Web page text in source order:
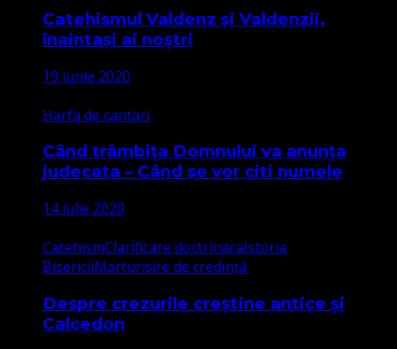
Catehismul Valdenz și Valdenzii,
înaintași ai noștri
19 iunie 2020
Harfa de cantari
Când trâmbița Domnului va anunța
judecata – Când se vor citi numele
14 iulie 2020
CatehismClarificare doctrinaraIstoria
BisericiiMarturisire de credință
Despre crezurile creștine antice și
Calcedon